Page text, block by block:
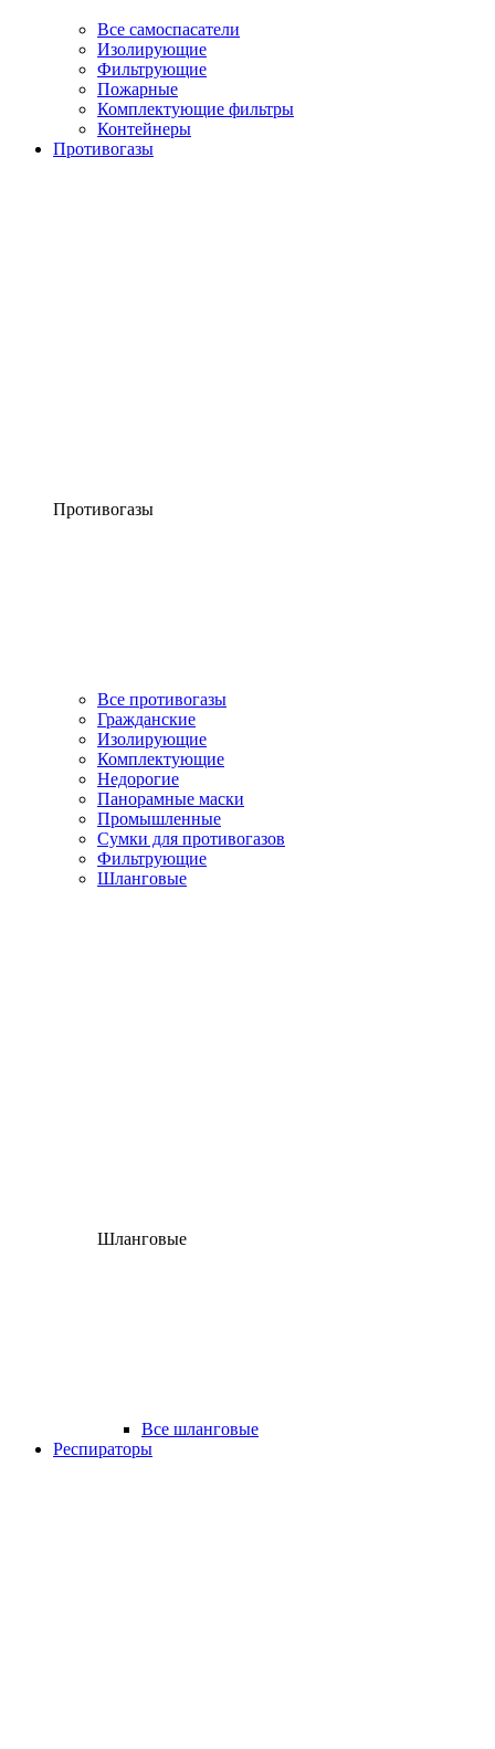
Все самоспасатели
Изолирующие
Фильтрующие
Пожарные
Комплектующие фильтры
Контейнеры
Противогазы
Противогазы
Все противогазы
Гражданские
Изолирующие
Комплектующие
Недорогие
Панорамные маски
Промышленные
Сумки для противогазов
Фильтрующие
Шланговые
Шланговые
Все шланговые
Респираторы